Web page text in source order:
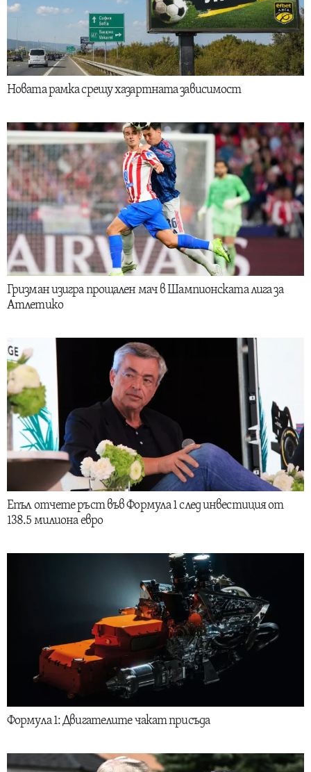
Новата рамка срещу хазартната зависимост
Гризман изигра прощален мач в Шампионската лига за
Атлетико
Епъл отчете ръст във Формула 1 след инвестиция от
138.5 милиона евро
Формула 1: Двигателите чакат присъда